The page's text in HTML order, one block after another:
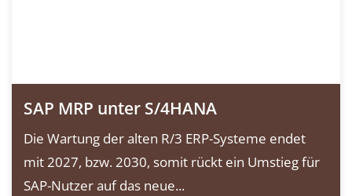
SAP MRP unter S/4HANA
Die Wartung der alten R/3 ERP-Systeme endet
mit 2027, bzw. 2030, somit rückt ein Umstieg für
SAP-Nutzer auf das neue...